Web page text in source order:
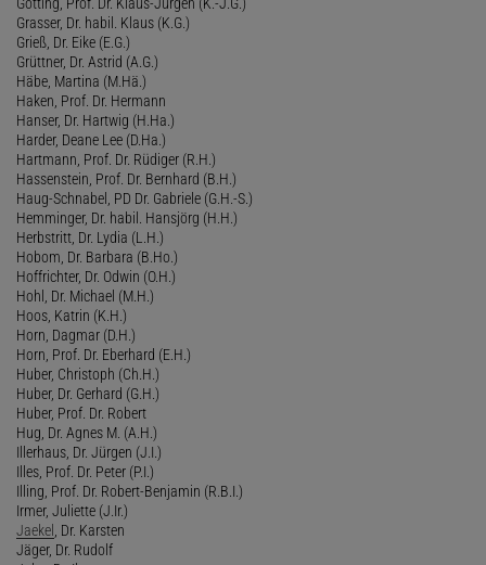
Grasser, Dr. habil. Klaus (K.G.)
Grieß, Dr. Eike (E.G.)
Grüttner, Dr. Astrid (A.G.)
Häbe, Martina (M.Hä.)
Haken, Prof. Dr. Hermann
Hanser, Dr. Hartwig (H.Ha.)
Harder, Deane Lee (D.Ha.)
Hartmann, Prof. Dr. Rüdiger (R.H.)
Hassenstein, Prof. Dr. Bernhard (B.H.)
Haug-Schnabel, PD Dr. Gabriele (G.H.-S.)
Hemminger, Dr. habil. Hansjörg (H.H.)
Herbstritt, Dr. Lydia (L.H.)
Hobom, Dr. Barbara (B.Ho.)
Hoffrichter, Dr. Odwin (O.H.)
Hohl, Dr. Michael (M.H.)
Hoos, Katrin (K.H.)
Horn, Dagmar (D.H.)
Horn, Prof. Dr. Eberhard (E.H.)
Huber, Christoph (Ch.H.)
Huber, Dr. Gerhard (G.H.)
Huber, Prof. Dr. Robert
Hug, Dr. Agnes M. (A.H.)
Illerhaus, Dr. Jürgen (J.I.)
Illes, Prof. Dr. Peter (P.I.)
Illing, Prof. Dr. Robert-Benjamin (R.B.I.)
Irmer, Juliette (J.Ir.)
Jaekel , Dr. Karsten
Jäger, Dr. Rudolf